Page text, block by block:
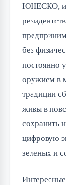
ЮНЕСКО, и
без
постоянно
оружием в
традиции
живы в
сохранить
цифровую
зеленых и